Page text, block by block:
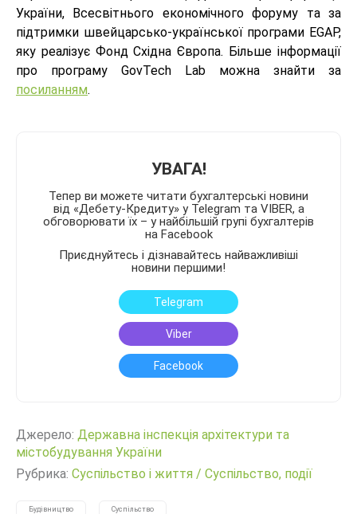
України, Всесвітнього економічного форуму та за
підтримки швейцарсько-української програми EGAP,
яку реалізує Фонд Східна Європа. Більше інформації
про програму GovTech Lab можна знайти за
посиланням.
УВАГА!
Тепер ви можете читати бухгалтерські новини
від «Дебету-Кредиту» у Telegram та VIBER, а
обговорювати їх – у найбільшій групі бухгалтерів
на Facebook
Приєднуйтесь і дізнавайтесь найважливіші
новини першими!
Telegram
Viber
Facebook
Джерело: Державна інспекція архітектури та
містобудування України
Рубрика: Суспільство і життя / Суспільство, події
Будівництво Суспільство